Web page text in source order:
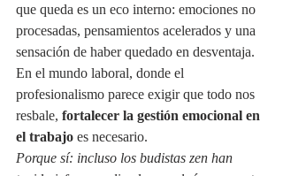
que queda es un eco interno: emociones no
procesadas, pensamientos acelerados y una
sensación de haber quedado en desventaja.
En el mundo laboral, donde el
profesionalismo parece exigir que todo nos
resbale, fortalecer la gestión emocional en
el trabajo es necesario.
Porque sí: incluso los budistas zen han